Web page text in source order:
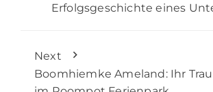
Erfolgsgeschichte eines
Next
Boomhiemke Ameland: Ihr